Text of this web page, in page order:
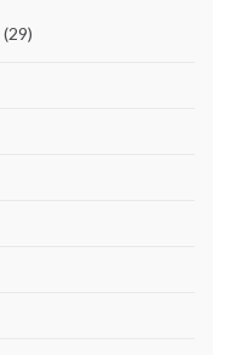
(29)